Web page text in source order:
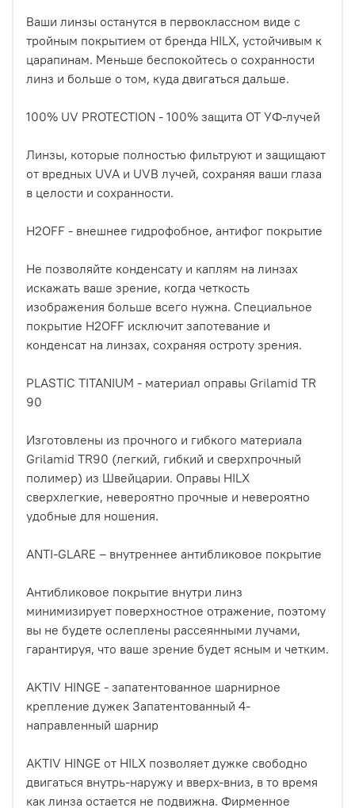
Ваши линзы останутся в первоклассном виде с
тройным покрытием от бренда HILX, устойчивым к
царапинам. Меньше беспокойтесь о сохранности
линз и больше о том, куда двигаться дальше.
100% UV PROTECTION - 100% защита ОТ УФ-лучей
Линзы, которые полностью фильтруют и защищают
от вредных UVA и UVB лучей, сохраняя ваши глаза
в целости и сохранности.
H2OFF - внешнее гидрофобное, антифог покрытие
Не позволяйте конденсату и каплям на линзах
искажать ваше зрение, когда четкость
изображения больше всего нужна. Специальное
покрытие H2OFF исключит запотевание и
конденсат на линзах, сохраняя остроту зрения.
PLASTIC TITANIUM - материал оправы Grilamid TR
90
Изготовлены из прочного и гибкого материала
Grilamid TR90 (легкий, гибкий и сверхпрочный
полимер) из Швейцарии. Оправы HILX
сверхлегкие, невероятно прочные и невероятно
удобные для ношения.
ANTI-GLARE – внутреннее антибликовое покрытие
Антибликовое покрытие внутри линз
минимизирует поверхностное отражение, поэтому
вы не будете ослеплены рассеянными лучами,
гарантируя, что ваше зрение будет ясным и четким.
AKTIV HINGE - запатентованное шарнирное
крепление дужек Запатентованный 4-
направленный шарнир
AKTIV HINGE от HILX позволяет дужке свободно
двигаться внутрь-наружу и вверх-вниз, в то время
как линза остается не подвижна. Фирменное